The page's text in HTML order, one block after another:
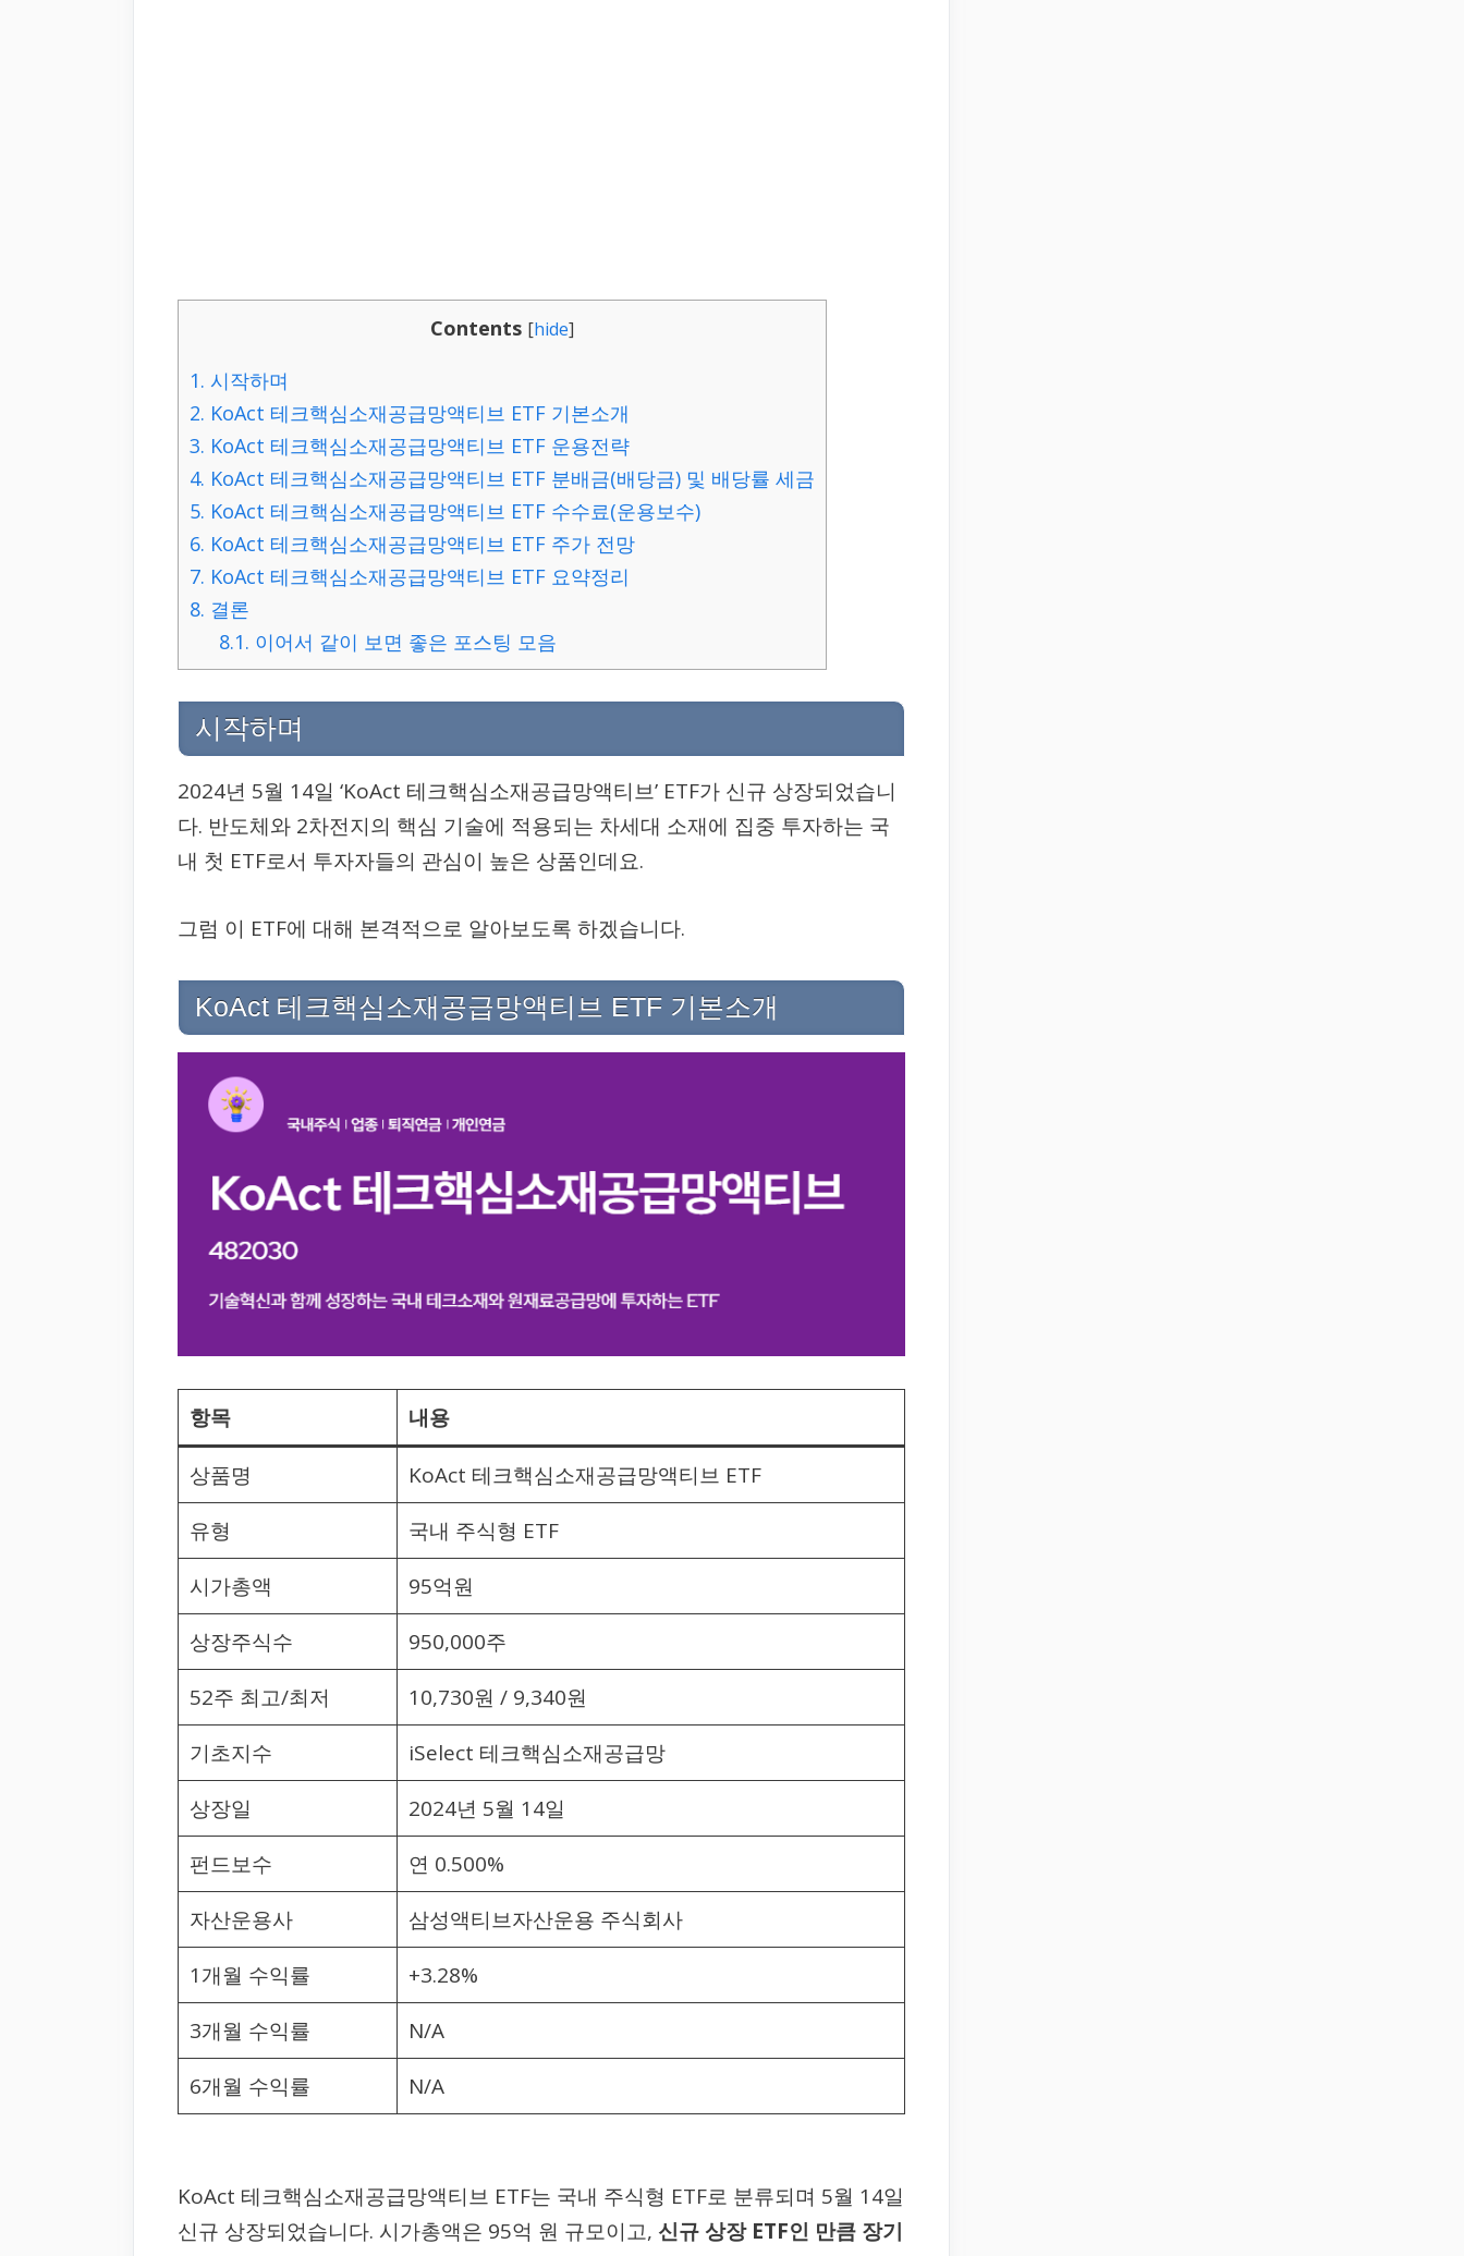
Contents [hide]
1. 시작하며
2. KoAct 테크핵심소재공급망액티브 ETF 기본소개
3. KoAct 테크핵심소재공급망액티브 ETF 운용전략
4. KoAct 테크핵심소재공급망액티브 ETF 분배금(배당금) 및 배당률 세금
5. KoAct 테크핵심소재공급망액티브 ETF 수수료(운용보수)
6. KoAct 테크핵심소재공급망액티브 ETF 주가 전망
7. KoAct 테크핵심소재공급망액티브 ETF 요약정리
8. 결론
8.1. 이어서 같이 보면 좋은 포스팅 모음
시작하며
2024년 5월 14일 ‘KoAct 테크핵심소재공급망액티브’ ETF가 신규 상장되었습니
다. 반도체와 2차전지의 핵심 기술에 적용되는 차세대 소재에 집중 투자하는 국
내 첫 ETF로서 투자자들의 관심이 높은 상품인데요.
그럼 이 ETF에 대해 본격적으로 알아보도록 하겠습니다.
KoAct 테크핵심소재공급망액티브 ETF 기본소개
항목 내용
상품명
KoAct 테크핵심소재공급망액티브 ETF
유형
국내 주식형 ETF
시가총액
95억원
상장주식수
950,000주
52주 최고/최저
10,730원 / 9,340원
기초지수
iSelect 테크핵심소재공급망
상장일
2024년 5월 14일
펀드보수
연 0.500%
자산운용사
삼성액티브자산운용 주식회사
1개월 수익률
+3.28%
3개월 수익률
N/A
6개월 수익률
N/A
KoAct 테크핵심소재공급망액티브 ETF는 국내 주식형 ETF로 분류되며 5월 14일
신규 상장되었습니다. 시가총액은 95억 원 규모이고, 신규 상장 ETF인 만큼 장기